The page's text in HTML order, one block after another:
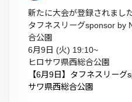
新たに大会が登録されました
タフネスリーグsponsor by
合公園
6月9日 (火) 19:10~
ヒロサワ県西総合公園
【6月9日】タフネスリー
サワ県西総合公園